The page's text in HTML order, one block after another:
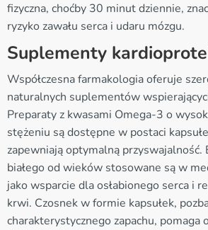
fizyczna, choćby 30 minut dziennie,
ryzyko zawału serca i udaru mózgu.
Suplementy
Współczesna farmakologia oferuje
naturalnych suplementów
Preparaty z kwasami Omega-3 o
stężeniu są dostępne w postaci
zapewniają optymalną przyswajalność.
białego od wieków stosowane są w
jako wsparcie dla osłabionego serca i
krwi. Czosnek w formie kapsułek,
charakterystycznego zapachu, pomaga